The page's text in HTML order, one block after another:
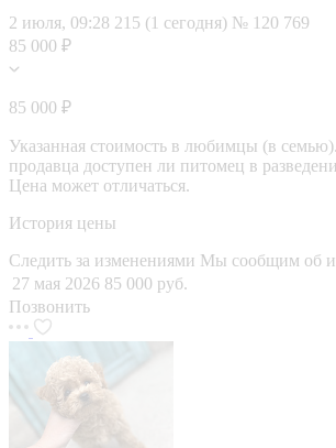
2 июля, 09:28 215 (1 сегодня) № 120 769
85 000 ₽
85 000 ₽
Указанная стоимость в любимцы (в
продавца доступен ли питомец в
Цена может отличаться.
История цены
Следить за изменениями Мы сообщим об
27 мая 2026 85 000 руб.
Позвонить